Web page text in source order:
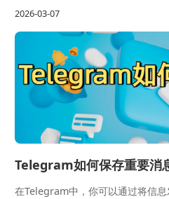
2026-03-07
Telegram如何保存重要消
在Telegram中，你可以通过将信息